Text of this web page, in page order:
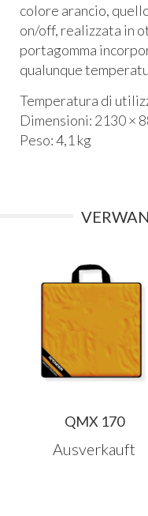
colore arancio,
on/off, realizzata in
portagomma
qualunque
Temperatura di
Dimensioni: 2130 ×
Peso: 4,1 kg
QMX 170
Ausverkauft